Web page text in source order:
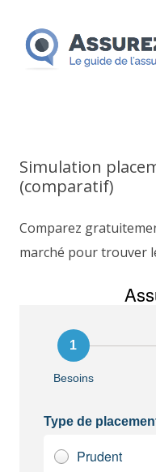
Simulation
(comparatif)
Comparez
marché pour trouver